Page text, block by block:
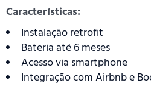
Características:
Instalação retrofit
Bateria até 6 meses
Acesso via smartphone
Integração com Airbnb e